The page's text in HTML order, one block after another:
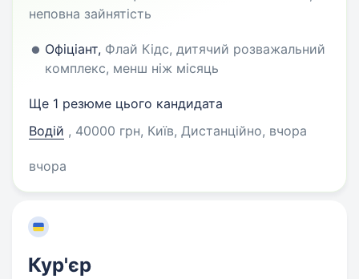
неповна зайнятість
Офіціант, Флай Кідс, дитячий розважальний
комплекс, менш ніж місяць
Ще 1 резюме цього кандидата
Водій , 40000 грн, Київ, Дистанційно, вчора
вчора
Кур'єр